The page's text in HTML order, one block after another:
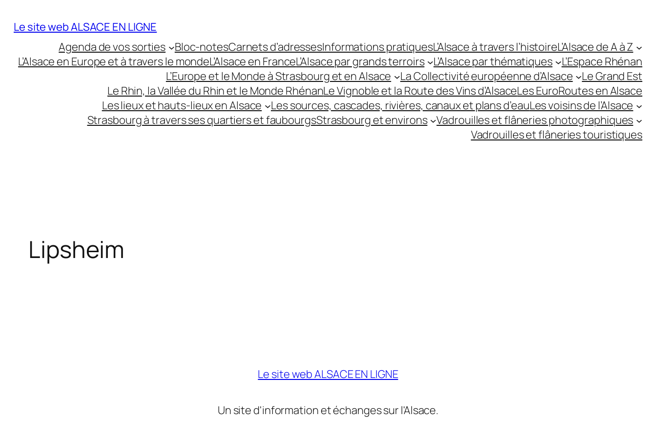
auLe site web ALSACE EN LIGNE
Agenda de vos sorties
Bloc-notesCarnets d’adressesInformations pratiquesL’Alsace à travers l’histoireL’Alsace de A à Z
L’Alsace en Europe et à travers le mondeL’Alsace en FranceL’Alsace par grands terroirs L’Alsace par thématiques
L’Espace Rhénan
L’Europe et le Monde à Strasbourg et en Alsace
La Collectivité européenne d’Alsace
Le Grand Est
Le Rhin, la Vallée du Rhin et le Monde RhénanLe Vignoble et la Route des Vins d’AlsaceLes EuroRoutes en Alsace
Les lieux et hauts-lieux en Alsace
Les sources, cascades, rivières, canaux et plans d’eauLes voisins de l’Alsace
Strasbourg à travers ses quartiers et faubourgsStrasbourg et environs
Vadrouilles et flâneries photographiques
Vadrouilles et flâneries touristiques
Lipsheim
Le site web ALSACE EN LIGNE
Un site d'information et échanges sur l'Alsace.